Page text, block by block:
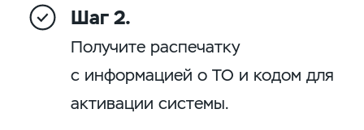
Шаг 2.
Получите распечатку
с информацией о ТО и кодом для
активации системы.